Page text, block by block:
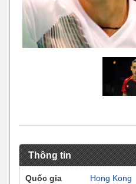
Thông tin
Quốc gia Hong Kong